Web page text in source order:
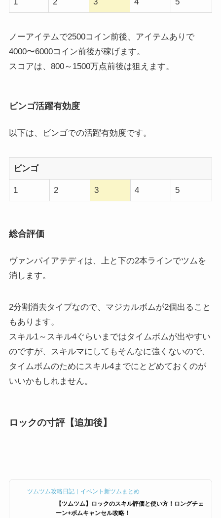
ノーアイテムで2500コイン前後、アイテムありで
4000〜6000コイン前後が稼げます。
スコアは、800～1500万点前後は狙えます。
ビンゴ活躍有効度
以下は、ビンゴでの活躍有効度です。
ビンゴ
1 2 3 4 5
総合評価
ヴァンパイアテディは、上と下の2本ラインでツムを
消します。
2分割消去タイプなので、マジカルボムが2個出ること
もあります。
スキル1～スキル4ぐらいまではタイムボムが出やすい
のですが、スキルマにしてもそんなに強くないので、
タイムボムのためにスキル4までにとどめておくのが
いいかもしれません。
ロックの寸評【追加後】
ツムツム攻略日記｜イベント新ツムまとめ
【ツムツム】ロックのスキル評価と使い方！ロングチェ
ーン+ボムキャンセル攻略！